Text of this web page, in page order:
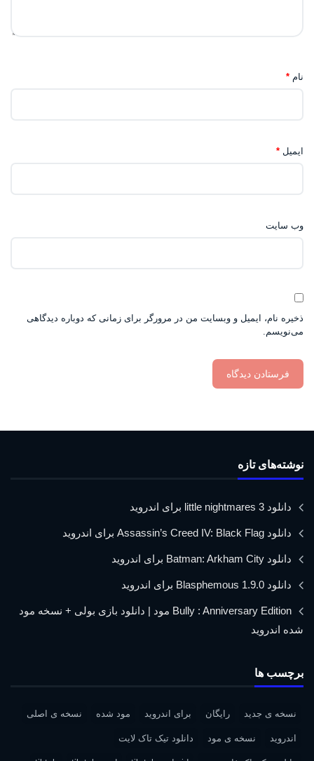
نام *
ایمیل *
وب‌ سایت
ذخیره نام، ایمیل و وبسایت من در مرورگر برای زمانی که دوباره دیدگاهی
می‌نویسم.
نوشته‌های تازه
دانلود little nightmares 3 برای اندروید
دانلود Assassin’s Creed IV: Black Flag برای اندروید
دانلود Batman: Arkham City برای اندروید
دانلود Blasphemous 1.9.0 برای اندروید
Bully : Anniversary Edition مود | دانلود بازی بولی + نسخه مود
شده اندروید
برچسب ها
نسخه ی جدید رایگان برای اندروید مود شده نسخه ی اصلی
اندروید نسخه ی مود دانلود تیک تاک لایت